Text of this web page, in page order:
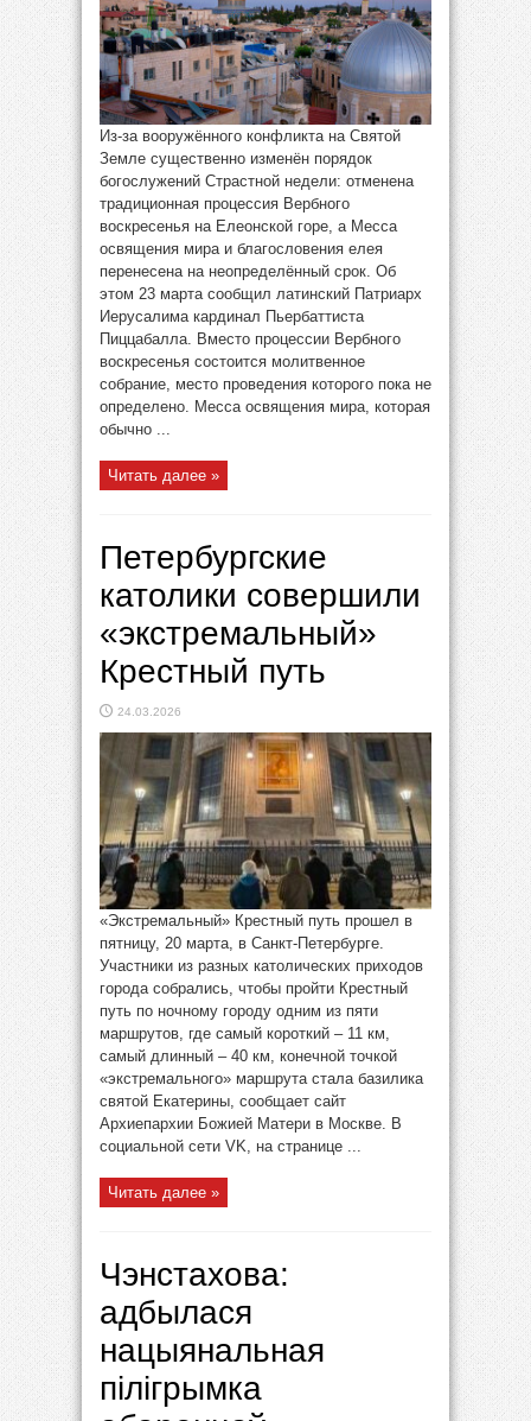
Из-за вооружённого конфликта на Святой
Земле существенно изменён порядок
богослужений Страстной недели: отменена
традиционная процессия Вербного
воскресенья на Елеонской горе, а Месса
освящения мира и благословения елея
перенесена на неопределённый срок. Об
этом 23 марта сообщил латинский Патриарх
Иерусалима кардинал Пьербаттиста
Пиццабалла. Вместо процессии Вербного
воскресенья состоится молитвенное
собрание, место проведения которого пока не
определено. Месса освящения мира, которая
обычно ...
Читать далее »
Петербургские
католики совершили
«экстремальный»
Крестный путь
24.03.2026
«Экстремальный» Крестный путь прошел в
пятницу, 20 марта, в Санкт-Петербурге.
Участники из разных католических приходов
города собрались, чтобы пройти Крестный
путь по ночному городу одним из пяти
маршрутов, где самый короткий – 11 км,
самый длинный – 40 км, конечной точкой
«экстремального» маршрута стала базилика
святой Екатерины, сообщает сайт
Архиепархии Божией Матери в Москве. В
социальной сети VK, на странице ...
Читать далее »
Чэнстахова:
адбылася
нацыянальная
пілігрымка